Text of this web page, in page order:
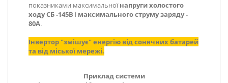
показниками максимальноїнапруги холостого
ходу СБ -145В і максимального струму заряду -
80А.
Інвертор "змішує" енергію від сонячних батарей
та від міської мережі.
Приклад системи